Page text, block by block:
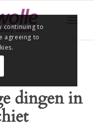
dingen in
continuing to
agreeing to